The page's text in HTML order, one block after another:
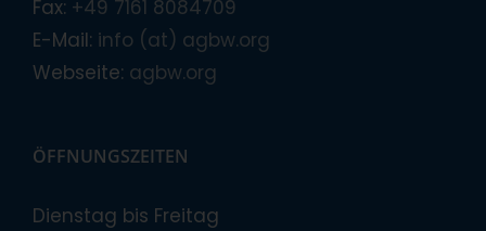
Fax: +49 7161 8084709
E-Mail: info (at) agbw.org
Webseite: agbw.org
ÖFFNUNGSZEITEN
Dienstag bis Freitag